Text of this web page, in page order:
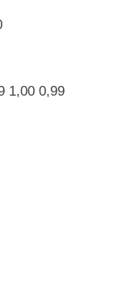
1,00 0,99